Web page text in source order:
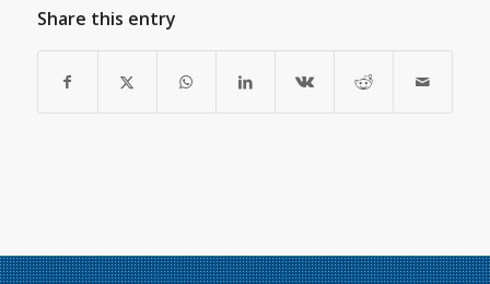
Share this entry